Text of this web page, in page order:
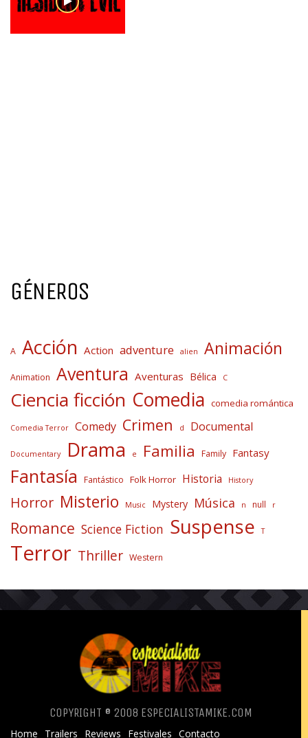
GÉNEROS
A Acción Action adventure alien Animación
Animation Aventura Aventuras Bélica C
Ciencia ficción Comedia comedia romántica
Comedia Terror Comedy Crimen d Documental
Documentary Drama e Familia Family Fantasy
Fantasía Fantástico Folk Horror Historia History
Horror Misterio Music Mystery Música n null r
Romance Science Fiction Suspense T
Terror Thriller Western
COPYRIGHT ® 2008 ESPECIALISTAMIKE.COM
Home Trailers Reviews Festivales Contacto